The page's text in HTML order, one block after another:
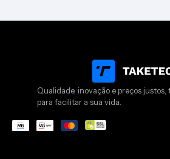
Qualidade, inovação e preços
para facilitar a sua vida.